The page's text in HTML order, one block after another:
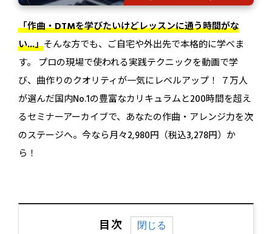
「作曲・DTMを学びたいけどレッスンに通う時間がな
い...」そんな方でも、ご自宅や外出先で本格的に学べま
す。 プロの現場で使われる実践テクニックを動画で学
び、曲作りのクオリティが一気にレベルアップ！ ７万人
が選んだ国内No.1の豊富なカリキュラムと200時間を超え
るセミナーアーカイブで、あなたの作曲・アレンジ力を次
のステージへ。今なら月々2,980円（税込3,278円）か
ら！
目次